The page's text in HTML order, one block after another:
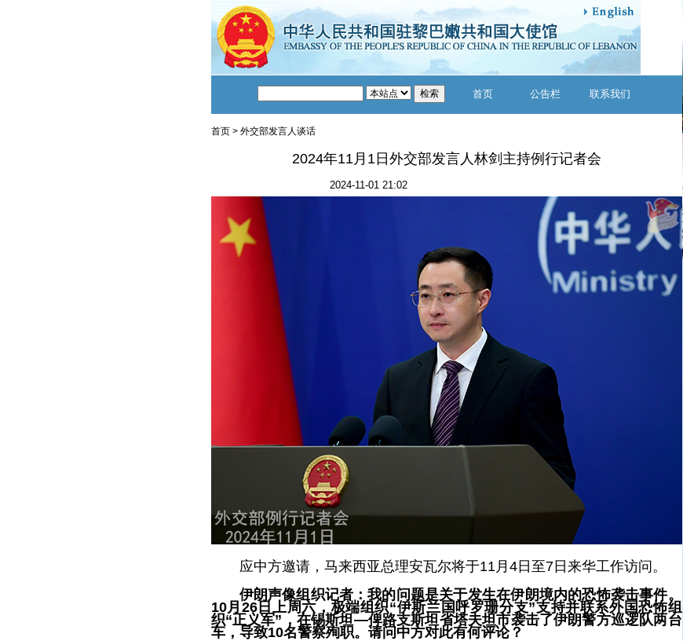
首页 公告栏 联系我们
首页> 外交部发言人谈话
2024年11月1日外交部发言人林剑主持例行记者会
2024-11-01 21:02
应中方邀请，马来西亚总理安瓦尔将于11月4日至7日来华工作访问。
伊朗声像组织记者：我的问题是关于发生在伊朗境内的恐怖袭击事件。
10月26日上周六，极端组织“伊斯兰国呼罗珊分支”支持并联系外国恐怖组
织“正义军”，在锡斯坦—俾路支斯坦省塔夫坦市袭击了伊朗警方巡逻队两台
车，导致10名警察殉职。请问中方对此有何评论？